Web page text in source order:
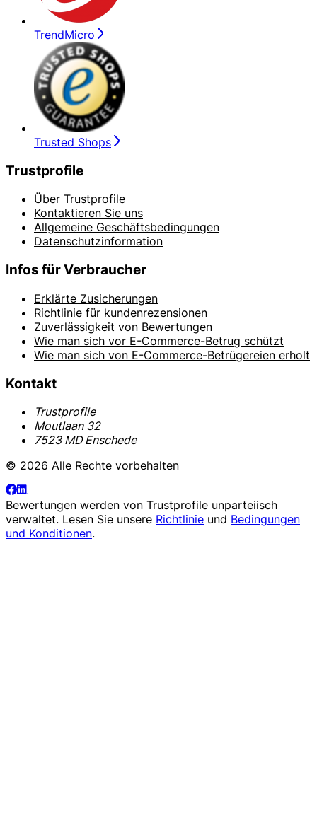
TrendMicro
Trusted Shops
Trustprofile
Über Trustprofile
Kontaktieren Sie uns
Allgemeine Geschäftsbedingungen
Datenschutzinformation
Infos für Verbraucher
Erklärte Zusicherungen
Richtlinie für kundenrezensionen
Zuverlässigkeit von Bewertungen
Wie man sich vor E-Commerce-Betrug schützt
Wie man sich von E-Commerce-Betrügereien erholt
Kontakt
Trustprofile
Moutlaan 32
7523 MD Enschede
© 2026 Alle Rechte vorbehalten
Bewertungen werden von Trustprofile unparteiisch
verwaltet. Lesen Sie unsere Richtlinie und Bedingungen
und Konditionen.